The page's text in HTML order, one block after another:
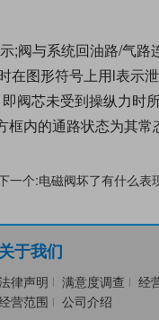
;阀与系统回油路/气路
在图形符号上用l表示
阀芯未受到操纵力时
内的通路状态为其
一个:电磁阀坏了有什么表
关于我们
律声明 满意度调查 经
营范围
公司介绍